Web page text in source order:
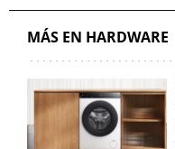
MÁS EN HARDWARE